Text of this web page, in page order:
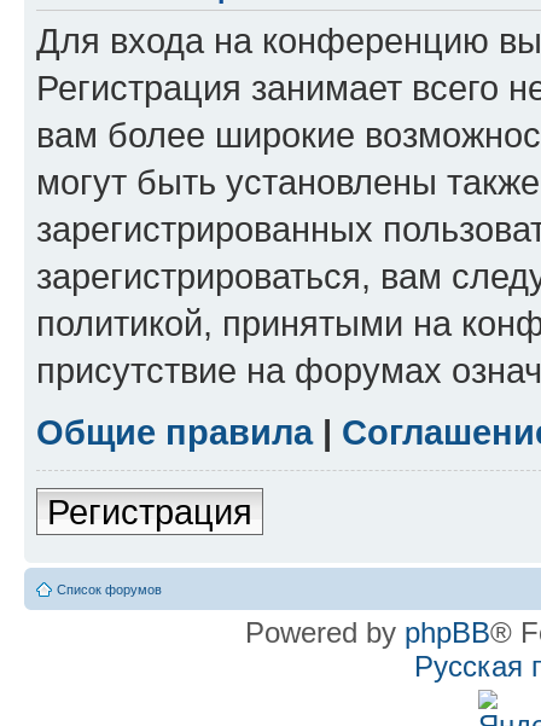
Для входа на конференцию
Регистрация занимает всего
вам более широкие
могут быть установлены
зарегистрированных
зарегистрироваться, вам
политикой, принятыми на
присутствие на форумах
Общие правила|
Регистрация
Список форумов
Powered by phpBB®
Русская